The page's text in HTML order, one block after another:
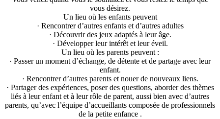
vous désirez.
Un lieu où les enfants peuvent
· Rencontrer d’autres enfants et d’autres adultes
· Découvrir des jeux adaptés à leur âge.
· Développer leur intérêt et leur éveil.
Un lieu où les parents peuvent :
· Passer un moment d’échange, de détente et de partage avec leur
enfant.
· Rencontrer d’autres parents et nouer de nouveaux liens.
· Partager des expériences, poser des questions, aborder des thèmes
liés à leur enfant et à leur rôle de parent, aussi bien avec d’autres
parents, qu’avec l’équipe d’accueillants composée de professionnels
de la petite enfance .